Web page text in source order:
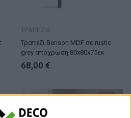
ΤΡΑΠΕΖΙΑ
Τραπέζι Benson MDF σε rustic
grey απόχρωση 80x80x75εκ
68,00 €